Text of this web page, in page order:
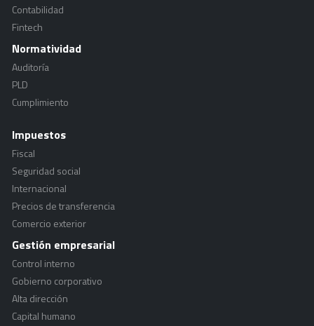
Contabilidad
Fintech
Normatividad
Auditoría
PLD
Cumplimiento
Impuestos
Fiscal
Seguridad social
Internacional
Precios de transferencia
Comercio exterior
Gestión empresarial
Control interno
Gobierno corporativo
Alta dirección
Capital humano